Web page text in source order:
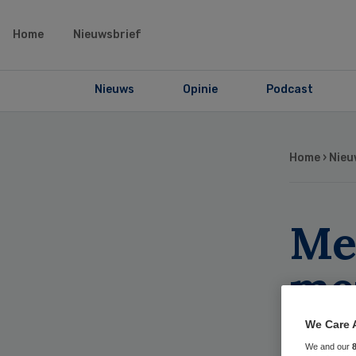
Home Nieuwsbrief
Nieuws Opinie Podcast
Home ›
We Care
We and our